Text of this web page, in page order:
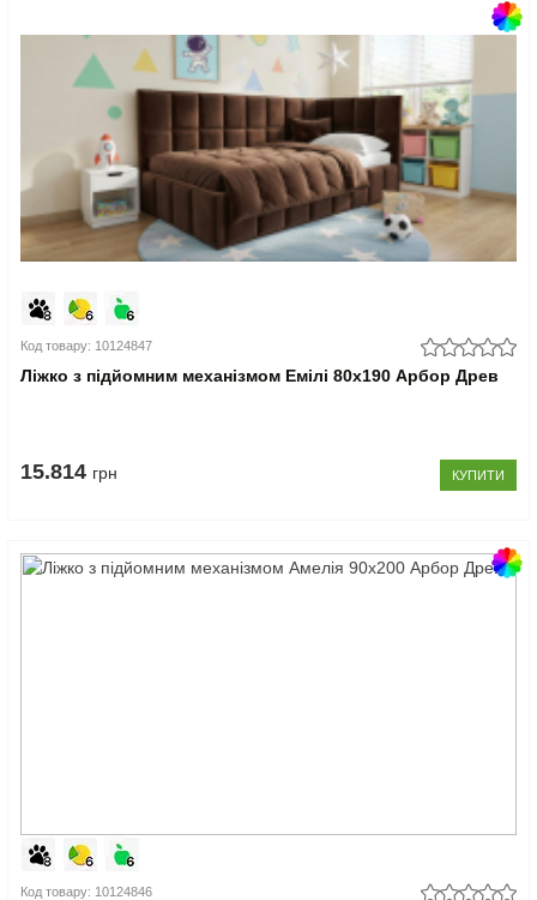
Код товару: 10124847
Ліжко з підйомним механізмом Емілі 80x190 Арбор Древ
15.814 грн КУПИТИ
Код товару: 10124846